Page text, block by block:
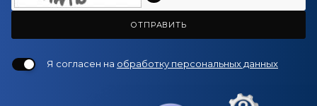
ОТПРАВИТЬ
Я согласен на обработку персональных данных